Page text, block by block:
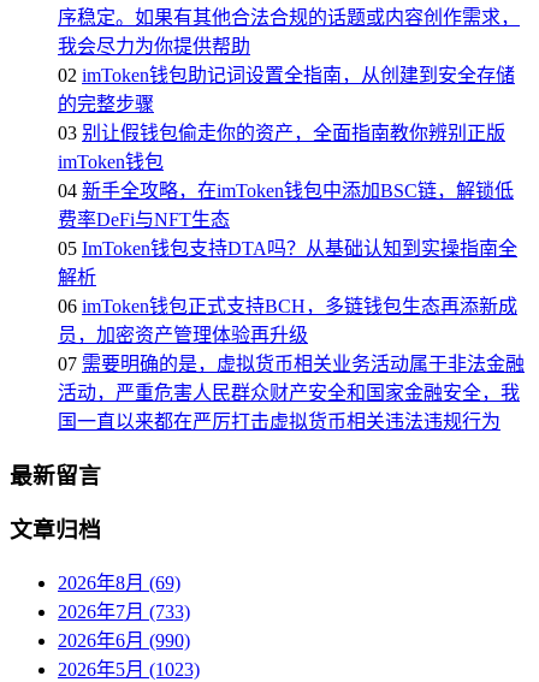
序稳定。如果有其他合法合规的话题或内容创作需求，
我会尽力为你提供帮助
02 imToken钱包助记词设置全指南，从创建到安全存储
的完整步骤
03 别让假钱包偷走你的资产，全面指南教你辨别正版
imToken钱包
04 新手全攻略，在imToken钱包中添加BSC链，解锁低
费率DeFi与NFT生态
05 ImToken钱包支持DTA吗？从基础认知到实操指南全
解析
06 imToken钱包正式支持BCH，多链钱包生态再添新成
员，加密资产管理体验再升级
07 需要明确的是，虚拟货币相关业务活动属于非法金融
活动，严重危害人民群众财产安全和国家金融安全，我
国一直以来都在严厉打击虚拟货币相关违法违规行为
最新留言
文章归档
2026年8月 (69)
2026年7月 (733)
2026年6月 (990)
2026年5月 (1023)